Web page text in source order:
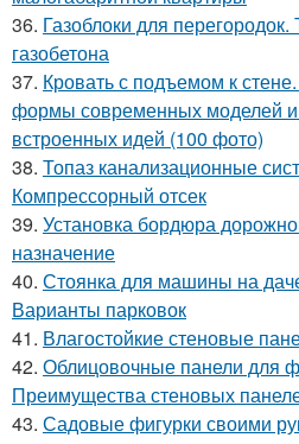
36. Газоблоки для
газобетона
37. Кровать с подъемом к
формы современных моделей
встроенных идей (100 фото)
38. Топаз канализационные
Компрессорный отсек
39. Установка бордюра
назначение
40. Стоянка для машины на
Варианты парковок
41. Влагостойкие стеновые
42. Облицовочные панели для
Преимущества стеновых
43. Садовые фигурки своими